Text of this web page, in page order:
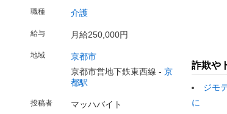
職種 介護
給与 月給250,000円
地域
京都市
京都市営地下鉄東西線 - 京
都駅
投稿者 マッハバイト
詐欺や
ジモ
に